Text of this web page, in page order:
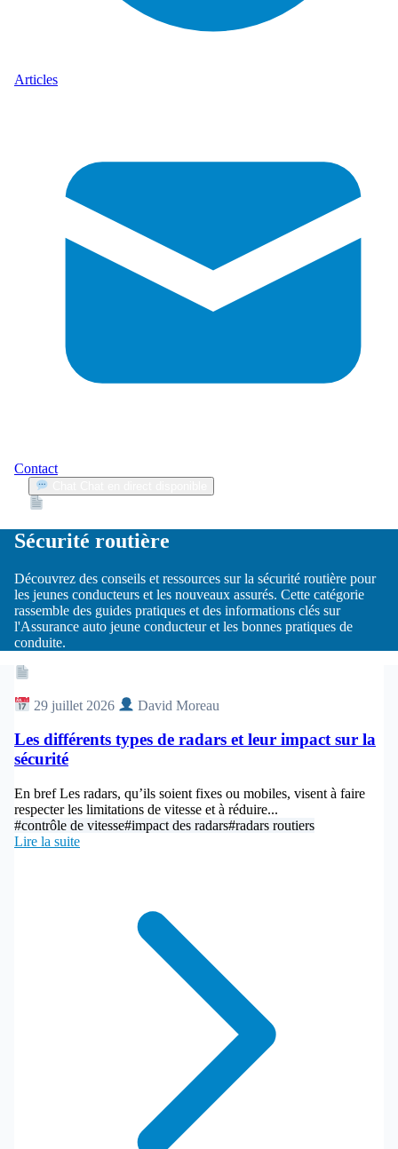
Articles
Contact
Sécurité routière
Découvrez des conseils et ressources sur la sécurité routière pour
les jeunes conducteurs et les nouveaux assurés. Cette catégorie
rassemble des guides pratiques et des informations clés sur
l'Assurance auto jeune conducteur et les bonnes pratiques de
conduite.
29 juillet 2026
David Moreau
Les différents types de radars et leur impact sur la
sécurité
En bref Les radars, qu’ils soient fixes ou mobiles, visent à faire
respecter les limitations de vitesse et à réduire...
#contrôle de vitesse#impact des radars#radars routiers
Lire la suite